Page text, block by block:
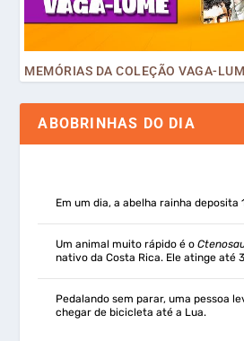
ABOBRINHAS DO DIA
Em um dia, a abelha rainha deposita
Um animal muito rápido é o
nativo da Costa Rica. Ele atinge até
Pedalando sem parar, uma pessoa
chegar de bicicleta até a Lua.